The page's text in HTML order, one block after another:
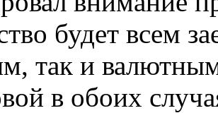
будет всем
так и
в обоих